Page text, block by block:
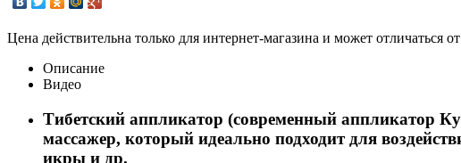
Цена действительна только для интернет-магазина и может отличаться
Описание
Видео
Тибетский аппликатор (современный аппликатор
массажер, который идеально подходит для
икры и др.